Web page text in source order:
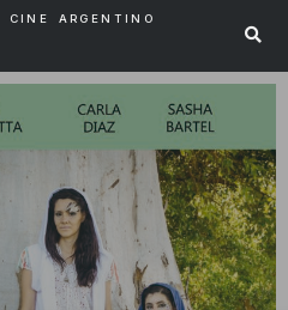
CINE ARGENTINO